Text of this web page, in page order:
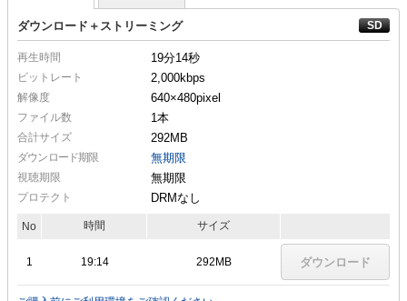
ダウンロード＋ストリーミング
再生時間 19分14秒
ビットレート 2,000kbps
解像度 640×480pixel
ファイル数 1本
合計サイズ 292MB
ダウンロード期限 無期限
視聴期限 無期限
プロテクト DRMなし
No 時間 サイズ
1 19:14 292MB ダウンロード